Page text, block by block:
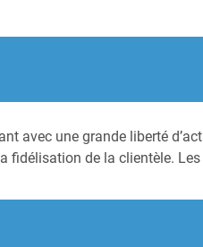
avec une grande liberté
fidélisation de la clientèle.